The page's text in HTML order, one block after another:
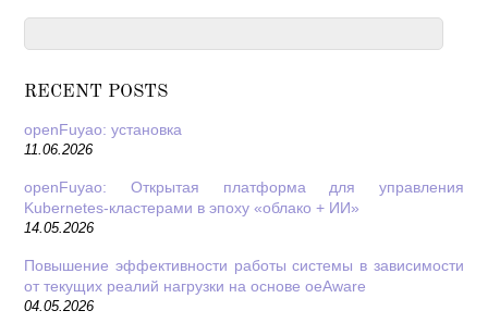
RECENT POSTS
openFuyao: установка
11.06.2026
openFuyao: Открытая платформа для управления
Kubernetes-кластерами в эпоху «облако + ИИ»
14.05.2026
Повышение эффективности работы системы в зависимости
от текущих реалий нагрузки на основе oeAware
04.05.2026